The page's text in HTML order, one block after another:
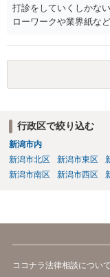
打診をしていくしかな
ローワークや業界紙な
行政区で絞り込む
新潟市内
新潟市北区
新潟市東区
新潟市南区
新潟市西区
ココナラ法律相談について